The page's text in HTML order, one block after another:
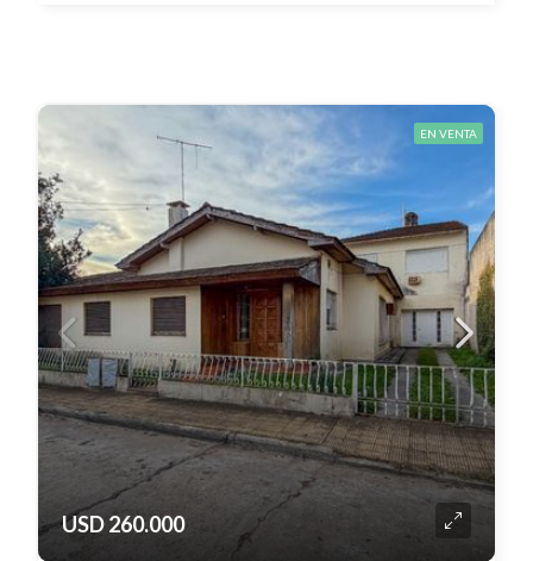
EN VENTA
USD 260.000